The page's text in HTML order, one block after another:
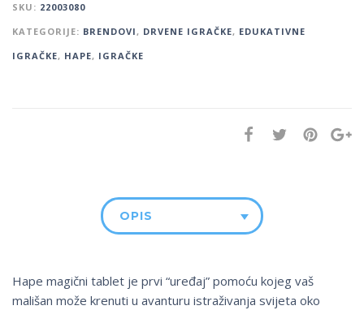
SKU: 22003080
KATEGORIJE: BRENDOVI, DRVENE IGRAČKE, EDUKATIVNE
IGRAČKE, HAPE, IGRAČKE
OPIS
Hape magični tablet je prvi “uređaj” pomoću kojeg vaš
mališan može krenuti u avanturu istraživanja svijeta oko